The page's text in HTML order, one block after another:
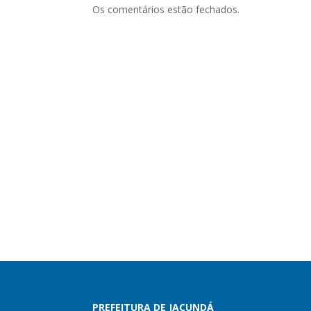
Os comentários estão fechados.
PREFEITURA DE JACUNDÁ